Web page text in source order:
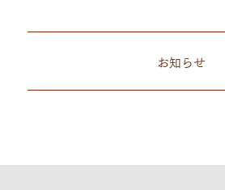
お知らせ